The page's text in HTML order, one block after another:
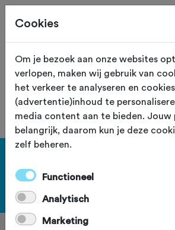
Site staat in teststand
XS
De vereniging met
is niet
Cookies
Om je bezoek aan onze websites
verlopen, maken wij gebruik van
het verkeer te analyseren en
(advertentie)inhoud te
media content aan te bieden. Jouw
belangrijk, daarom kun je deze
zelf beheren.
Functioneel
Analytisch
Marketing